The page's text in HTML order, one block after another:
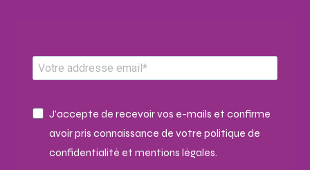
J'accepte de recevoir vos e-mails et confirme
avoir pris connaissance de votre politique de
confidentialité et mentions légales.